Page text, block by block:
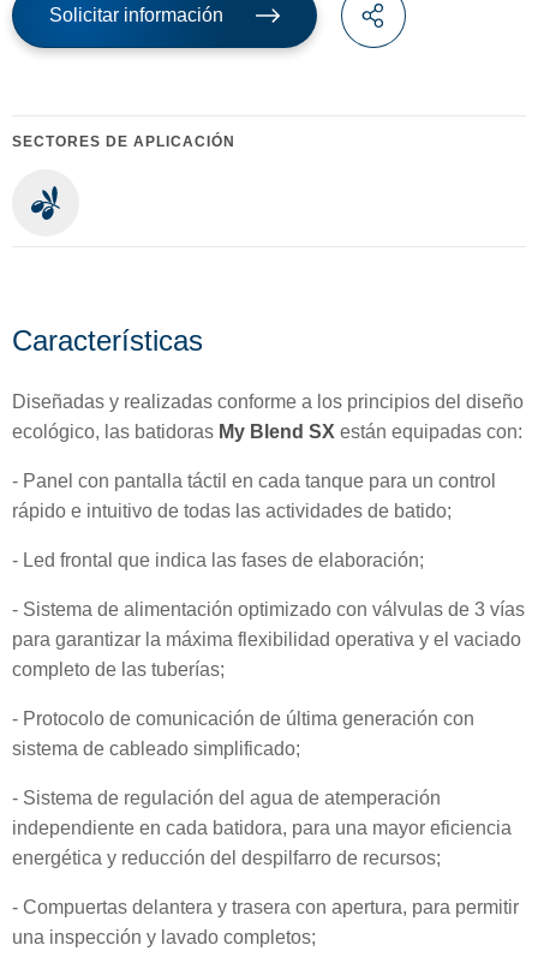
Solicitar información
SECTORES DE APLICACIÓN
Características
Diseñadas y realizadas conforme a los principios del diseño
ecológico, las batidoras My Blend SX están equipadas con:
- Panel con pantalla táctil en cada tanque para un control
rápido e intuitivo de todas las actividades de batido;
- Led frontal que indica las fases de elaboración;
- Sistema de alimentación optimizado con válvulas de 3 vías
para garantizar la máxima flexibilidad operativa y el vaciado
completo de las tuberías;
- Protocolo de comunicación de última generación con
sistema de cableado simplificado;
- Sistema de regulación del agua de atemperación
independiente en cada batidora, para una mayor eficiencia
energética y reducción del despilfarro de recursos;
- Compuertas delantera y trasera con apertura, para permitir
una inspección y lavado completos;